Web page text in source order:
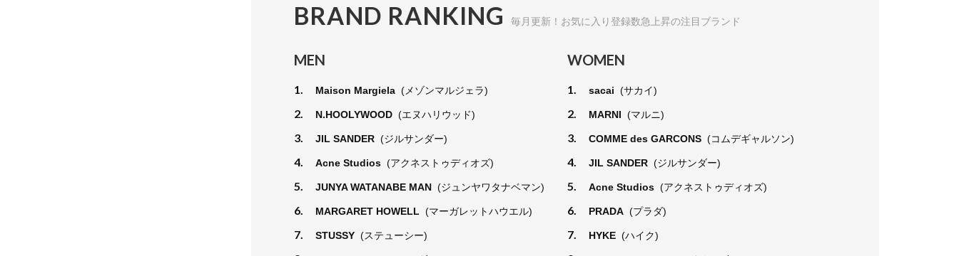
BRAND RANKING 毎月更新！お気に入り登録数急上昇の注目ブランド
MEN
1. Maison Margiela (メゾンマルジェラ)
2. N.HOOLYWOOD (エヌハリウッド)
3. JIL SANDER (ジルサンダー)
4. Acne Studios (アクネストゥディオズ)
5. JUNYA WATANABE MAN (ジュンヤワタナベマン)
6. MARGARET HOWELL (マーガレットハウエル)
7. STUSSY (ステューシー)
WOMEN
1. sacai (サカイ)
2. MARNI (マルニ)
3. COMME des GARCONS (コムデギャルソン)
4. JIL SANDER (ジルサンダー)
5. Acne Studios (アクネストゥディオズ)
6. PRADA (プラダ)
7. HYKE (ハイク)